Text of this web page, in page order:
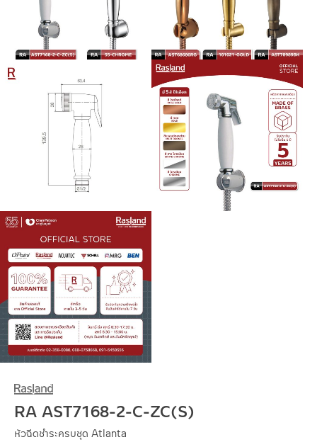
RA AST7168-2-C-ZC(S)
หัวฉีดชำระครบชุด Atlanta